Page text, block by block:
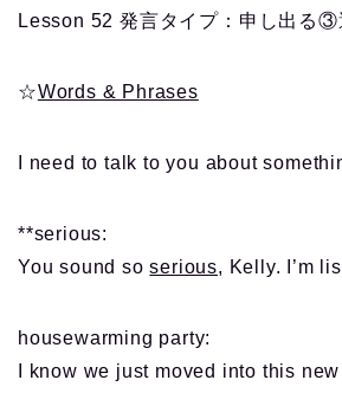
Lesson 52 発言タイプ：申し出る③
☆Words & Phrases
I need to talk to you about
**serious:
You sound soserious, Kelly. I’m
housewarming party:
I know we just moved into this